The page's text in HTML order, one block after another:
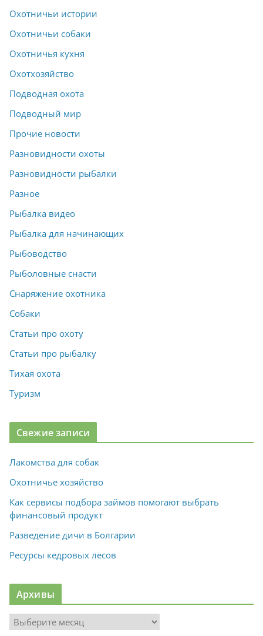
Охотничьи истории
Охотничьи собаки
Охотничья кухня
Охотхозяйство
Подводная охота
Подводный мир
Прочие новости
Разновидности охоты
Разновидности рыбалки
Разное
Рыбалка видео
Рыбалка для начинающих
Рыбоводство
Рыболовные снасти
Снаряжение охотника
Собаки
Статьи про охоту
Статьи про рыбалку
Тихая охота
Туризм
Свежие записи
Лакомства для собак
Охотничье хозяйство
Как сервисы подбора займов помогают выбрать
финансовый продукт
Разведение дичи в Болгарии
Ресурсы кедровых лесов
Архивы